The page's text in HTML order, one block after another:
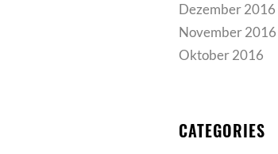
Dezember 2016
November 2016
Oktober 2016
CATEGORIES